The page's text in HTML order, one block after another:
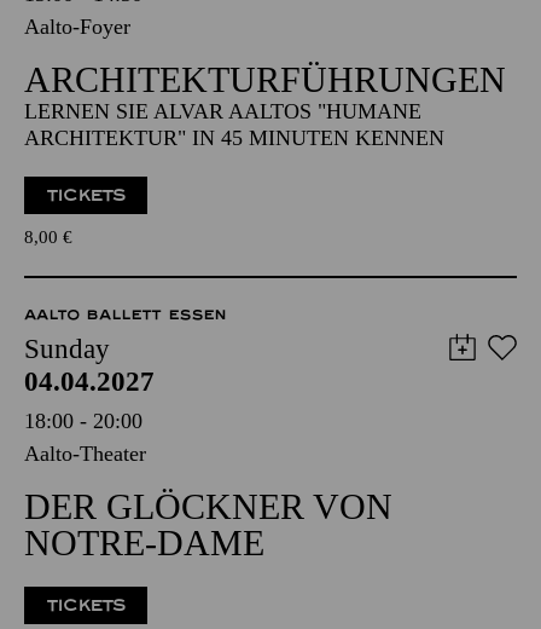
Aalto-Foyer
ARCHITEKTUR­FÜHRUNGEN
LERNEN SIE ALVAR AALTOS "HUMANE
ARCHITEKTUR" IN 45 MINUTEN KENNEN
TICKETS
8,00 €
AALTO BALLETT ESSEN
Sunday
04.04.2027
18:00 - 20:00
Aalto-Theater
DER GLÖCKNER VON
NOTRE-DAME
TICKETS